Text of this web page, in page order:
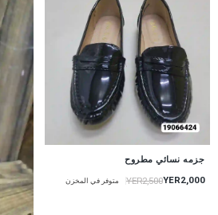
جزمه نسائي مطروح
YER2,000
YER2,500 متوفر في المخزن